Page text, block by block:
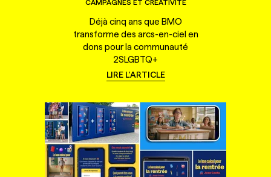
CAMPAGNES ET CRÉATIVITÉ
Déjà cinq ans que BMO
transforme des arcs-en-ciel en
dons pour la communauté
2SLGBTQ+
LIRE L'ARTICLE